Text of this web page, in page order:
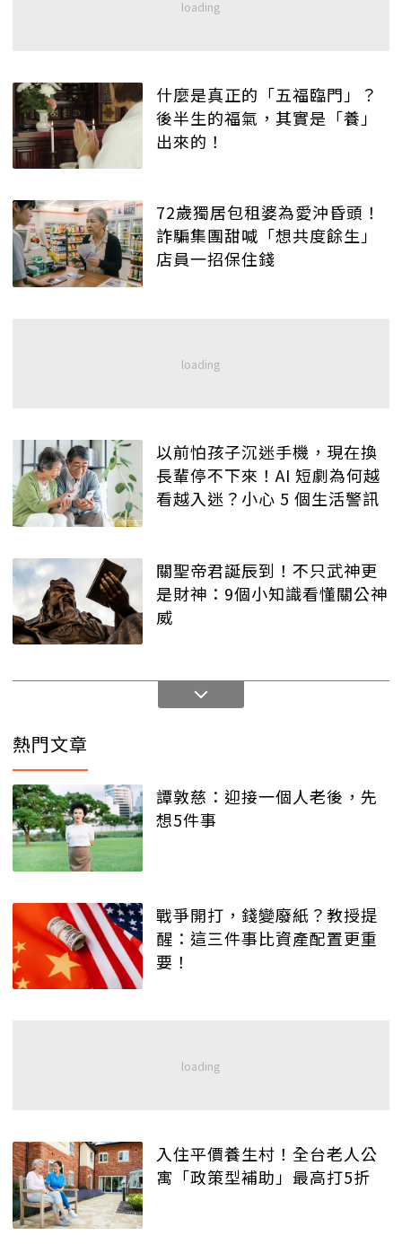
什麼是真正的「五福臨門」？
後半生的福氣，其實是「養」
出來的！
72歲獨居包租婆為愛沖昏頭！
詐騙集團甜喊「想共度餘生」
店員一招保住錢
以前怕孩子沉迷手機，現在換
長輩停不下來！AI 短劇為何越
看越入迷？小心 5 個生活警訊
關聖帝君誕辰到！不只武神更
是財神：9個小知識看懂關公神
威
熱門文章
譚敦慈：迎接一個人老後，先
想5件事
戰爭開打，錢變廢紙？教授提
醒：這三件事比資產配置更重
要！
入住平價養生村！全台老人公
寓「政策型補助」最高打5折